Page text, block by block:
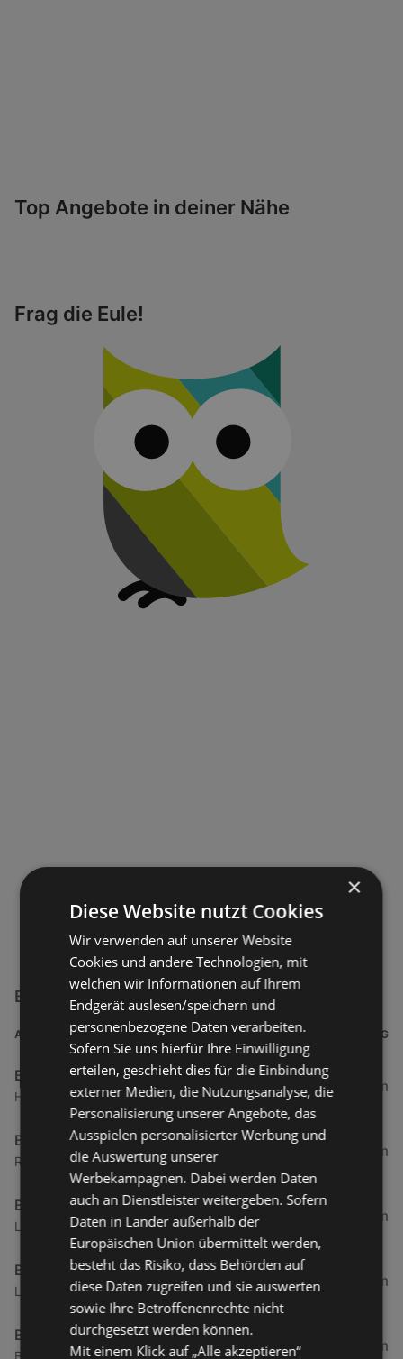
Top Angebote in deiner Nähe
Frag die Eule!
BP Austria Filialen in der Nähe
ADRESSE ENTFERNUNG
BP Austria
Harderstraße 84, 6972 Fussach
4,66 km
BP Austria
Reichshofstraße, 6890 Lustenau
6,41 km
BP Austria
Lustenauerstraße, 6850 Dornbirn
9,87 km
BP Austria
Lustenauer Straße 112a, 6845 Hohenems
12,24 km
BP Austria
12,68 km
×
Diese Website nutzt Cookies
Wir verwenden auf unserer Website
Cookies und andere Technologien, mit
welchen wir Informationen auf Ihrem
Endgerät auslesen/speichern und
personenbezogene Daten verarbeiten.
Sofern Sie uns hierfür Ihre Einwilligung
erteilen, geschieht dies für die Einbindung
externer Medien, die Nutzungsanalyse, die
Personalisierung unserer Angebote, das
Ausspielen personalisierter Werbung und
die Auswertung unserer
Werbekampagnen. Dabei werden Daten
auch an Dienstleister weitergeben. Sofern
Daten in Länder außerhalb der
Europäischen Union übermittelt werden,
besteht das Risiko, dass Behörden auf
diese Daten zugreifen und sie auswerten
sowie Ihre Betroffenenrechte nicht
durchgesetzt werden können.
Mit einem Klick auf „Alle akzeptieren“